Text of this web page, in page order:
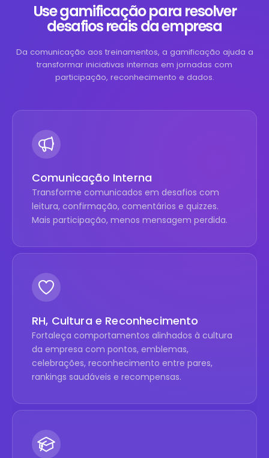
Use gamificação para resolver
desafios reais da empresa
Da comunicação aos treinamentos, a gamificação ajuda a
transformar iniciativas internas em jornadas com
participação, reconhecimento e dados.
Comunicação Interna
Transforme comunicados em desafios com
leitura, confirmação, comentários e quizzes.
Mais participação, menos mensagem perdida.
RH, Cultura e Reconhecimento
Fortaleça comportamentos alinhados à cultura
da empresa com pontos, emblemas,
celebrações, reconhecimento entre pares,
rankings saudáveis e recompensas.